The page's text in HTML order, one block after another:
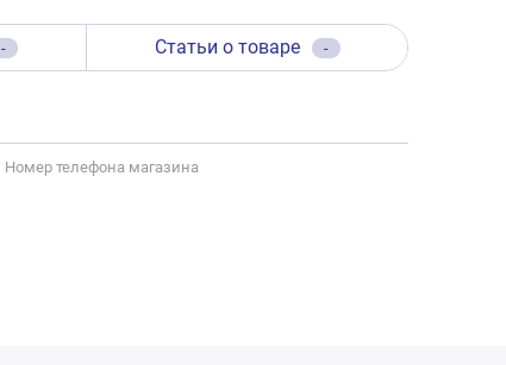
- Статьи о товаре -
Номер телефона магазина